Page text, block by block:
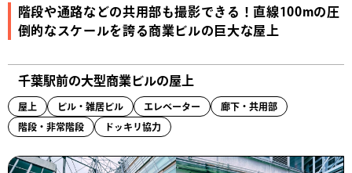
階段や通路などの共用部も撮影できる！直線100mの圧
倒的なスケールを誇る商業ビルの巨大な屋上
千葉駅前の大型商業ビルの屋上
屋上 ビル・雑居ビル エレベーター 廊下・共用部
階段・非常階段 ドッキリ協力